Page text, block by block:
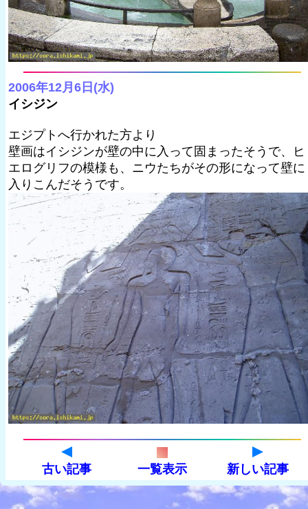
2006年12月6日(水)
イシジン
エジプトへ行かれた方より
壁画はイシジンが壁の中に入って固まったそうで、ヒ
エログリフの模様も、ニウたちがその形になって壁に
入りこんだそうです。
古い記事 一覧表示 新しい記事